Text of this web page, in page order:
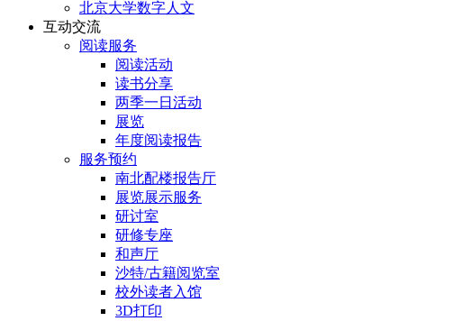
北京大学数字人文
互动交流
阅读服务
阅读活动
读书分享
两季一日活动
展览
年度阅读报告
服务预约
南北配楼报告厅
展览展示服务
研讨室
研修专座
和声厅
沙特/古籍阅览室
校外读者入馆
3D打印